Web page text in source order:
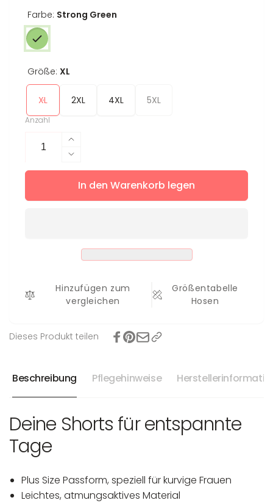
Farbe: Strong Green
Größe: XL
XL 2XL 4XL 5XL
Anzahl
Erhöhe
die
Menge
für
5XL
Verringere
die
Menge
für
5XL
In den Warenkorb legen
Hinzufügen zum
vergleichen
Größentabelle
Hosen
Dieses Produkt teilen
Beschreibung Pflegehinweise
Deine Shorts für entspannte
Tage
Plus Size Passform, speziell für kurvige Frauen
Leichtes, atmungsaktives Material